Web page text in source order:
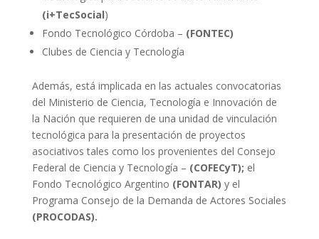
(i+TecSocial)
Fondo Tecnológico Córdoba – (FONTEC)
Clubes de Ciencia y Tecnología
Además, está implicada en las actuales convocatorias
del Ministerio de Ciencia, Tecnología e Innovación de
la Nación que requieren de una unidad de vinculación
tecnológica para la presentación de proyectos
asociativos tales como los provenientes del Consejo
Federal de Ciencia y Tecnología – (COFECyT); el
Fondo Tecnológico Argentino (FONTAR) y el
Programa Consejo de la Demanda de Actores Sociales
(PROCODAS).